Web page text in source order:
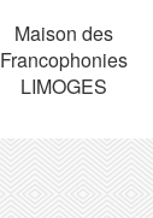
Maison des
Francophonies
LIMOGES